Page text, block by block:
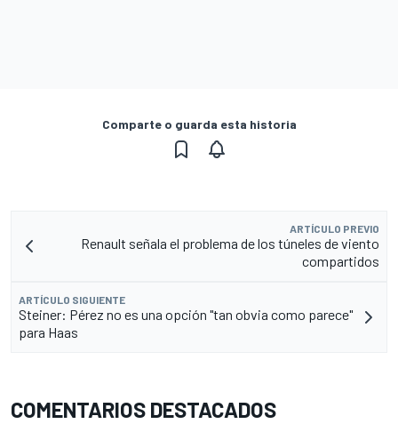
Comparte o guarda esta historia
ARTÍCULO PREVIO
Renault señala el problema de los túneles de viento
compartidos
ARTÍCULO SIGUIENTE
Steiner: Pérez no es una opción "tan obvia como parece"
para Haas
COMENTARIOS DESTACADOS